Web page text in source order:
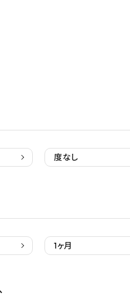
度なし
1ヶ月